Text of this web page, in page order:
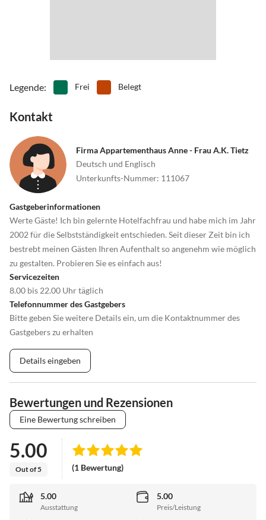
Legende: Frei Belegt
Kontakt
Firma Appartementhaus Anne - Frau A.K. Tietz
Deutsch und Englisch
Unterkunfts-Nummer: 111067
Gastgeberinformationen
Werte Gäste! Ich bin gelernte Hotelfachfrau und habe mich im Jahr
2002 für die Selbstständigkeit entschieden. Seit dieser Zeit bin ich
bestrebt meinen Gästen Ihren Aufenthalt so angenehm wie möglich
zu gestalten. Probieren Sie es einfach aus!
Servicezeiten
8.00 bis 22.00 Uhr täglich
Telefonnummer des Gastgebers
Bitte geben Sie weitere Details ein, um die Kontaktnummer des
Gastgebers zu erhalten
Details eingeben
Bewertungen und Rezensionen
Eine Bewertung schreiben
5.00
Out of 5 (1 Bewertung)
5.00
Ausstattung
5.00
Preis/Leistung